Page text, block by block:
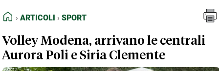
FEED RSS
NORMATIVE DEONTOLOGICHE
TERMINI e CONDIZIONI
HOME
ARTICOLI SPORT
Volley Modena, arrivano le centrali
Aurora Poli e Siria Clemente